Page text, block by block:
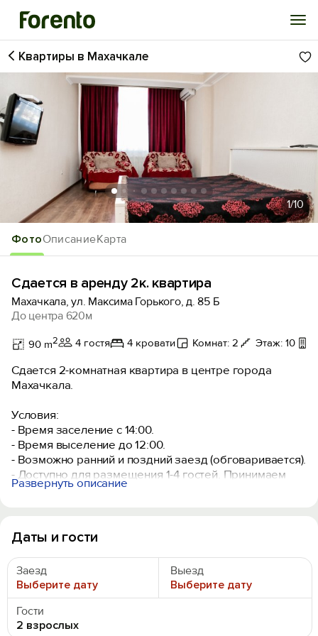
Войти
Избранное
История просмотра
Добавить свой объект
ФотоОписаниеКарта
Квартиры в Махачкале
1/10
Сдается в аренду 2к. квартира
Махачкала, ул. Максима Горького, д. 85 Б
До центра 620м
90 m2 4 гостя 4 кровати Комнат: 2 Этаж: 10
Сдается 2-комнатная квартира в центре города
Махачкала.
Условия:
- Bpемя заселeние с 14:00.
- Вpемя высeлениe дo 12:00.
- Возможно рaнний и поздний заезд (обговариваетcя).
- Дoступнo для pазмещения 1-4 гостей. Принимaeм
гостей с 2017 гoдa.
Мы предлагаем:
- Круглосуточное заселение 24/7;
- Квартира в самом центре города;
- Красивый вид с квартир на город и на горы.
Предоставляем:
Развернуть описание
Даты и гости
Заезд
Выберите дату
Выезд
Выберите дату
Гости
2 взрослых